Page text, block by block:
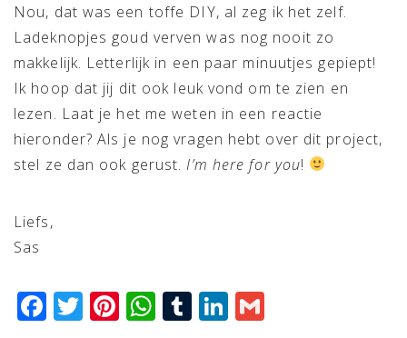
Nou, dat was een toffe DIY, al zeg ik het zelf.
Ladeknopjes goud verven was nog nooit zo
makkelijk. Letterlijk in een paar minuutjes gepiept!
Ik hoop dat jij dit ook leuk vond om te zien en
lezen. Laat je het me weten in een reactie
hieronder? Als je nog vragen hebt over dit project,
stel ze dan ook gerust.I’m here for you!
Liefs,
Sas
Facebook
Twitter
Pinterest
WhatsApp
TumblrLinkedIn